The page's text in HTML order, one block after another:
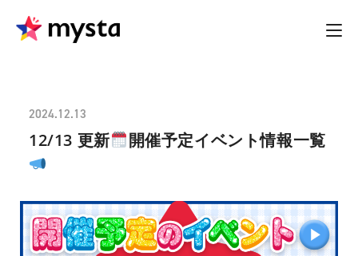
2024.12.13
12/13 更新 開催予定イベント情報一覧